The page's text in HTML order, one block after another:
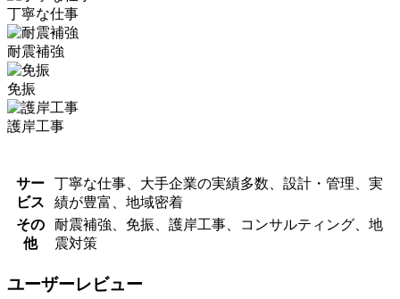
丁寧な仕事
耐震補強
免振
護岸工事
サー
ビス
丁寧な仕事、大手企業の実績多数、設計・管理、実
績が豊富、地域密着
その
他
耐震補強、免振、護岸工事、コンサルティング、地
震対策
ユーザーレビュー